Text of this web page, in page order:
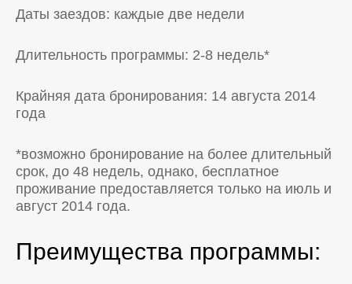
Даты заездов: каждые две недели
Длительность программы: 2-8 недель*
Крайняя дата бронирования: 14 августа 2014
года
*возможно бронирование на более длительный
срок, до 48 недель, однако, бесплатное
проживание предоставляется только на июль и
август 2014 года.
Преимущества программы: